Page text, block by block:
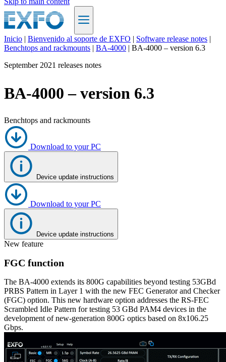
ES
Productos
Asistencia
Cómo
comprar
Recursos
Contacto
RegisterLogin
Corporate
Careers
Partners
Suppliers
Inicio | Bienvenido al soporte de EXFO | Software release notes |
Benchtops and rackmounts | BA-4000 | BA-4000 – version 6.3
September 2021 releases notes
BA-4000 – version 6.3
Benchtops and rackmounts
Download to your PC
Device update instructions
Download to your PC
Device update instructions
New feature
FGC function
The BA-4000 extends its 800G capabilities beyond testing 53GBd
PRBS Pattern in Layer 1 with the new FEC Generator and Checker
(FGC) option. This new hardware option addresses the RS-FEC
Scrambled Idle Pattern for testing 53 GBd PAM4 devices in the
development of new-generation 800G optics based on 8x106.25
Gbps.